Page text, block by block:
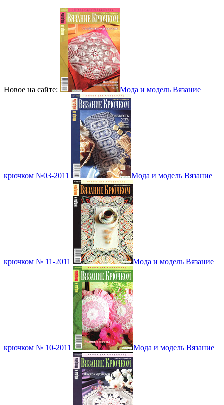
Новое на сайте: Мода и модель Вязание
крючком №03-2011 Мода и модель Вязание
крючком № 11-2011 Мода и модель Вязание
крючком № 10-2011 Мода и модель Вязание